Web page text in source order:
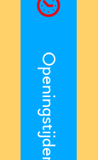
Openingstijden